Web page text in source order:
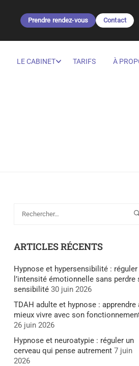
Prendre rendez-vous Contact
LE CABINET TARIFS À
ARTICLES RÉCENTS
Hypnose et hypersensibilité : réguler
l’intensité émotionnelle sans perdre
sensibilité 30 juin 2026
TDAH adulte et hypnose : apprendre
mieux vivre avec son
26 juin 2026
Hypnose et neuroatypie : réguler un
cerveau qui pense autrement 7 juin
2026